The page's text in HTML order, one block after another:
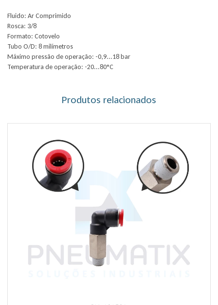
Fluido: Ar Comprimido
Rosca: 3/8
Formato: Cotovelo
Tubo O/D: 8 milímetros
Máximo pressão de operação: -0,9...18 bar
Temperatura de operação: -20...80°C
Produtos relacionados